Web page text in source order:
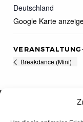
Deutschland
Google Karte
Breakdance (Mini)